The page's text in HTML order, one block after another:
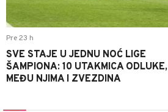
Pre 23 h
SVE STAJE U JEDNU NOĆ LIGE
ŠAMPIONA: 10 UTAKMICA ODLUKE,
MEĐU NJIMA I ZVEZDINA